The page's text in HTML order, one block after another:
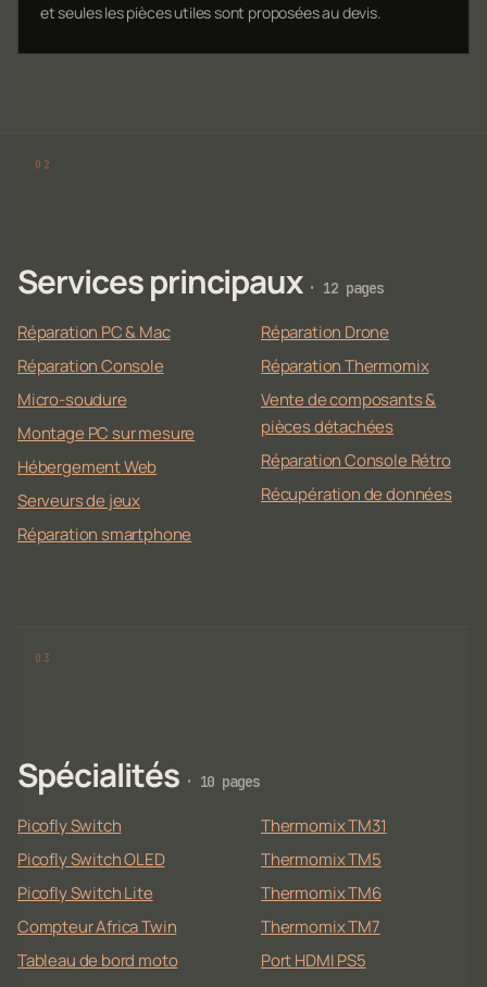
et seules les pièces utiles sont proposées au devis.
Services principaux · 12 pages
Réparation PC & Mac
Réparation Console
Micro-soudure
Montage PC sur mesure
Hébergement Web
Serveurs de jeux
Réparation smartphone
Réparation Drone
Réparation Thermomix
Vente de composants &
pièces détachées
Réparation Console Rétro
Récupération de données
Spécialités · 10 pages
Picofly Switch
Picofly Switch OLED
Picofly Switch Lite
Compteur Africa Twin
Tableau de bord moto
Thermomix TM31
Thermomix TM5
Thermomix TM6
Thermomix TM7
Port HDMI PS5